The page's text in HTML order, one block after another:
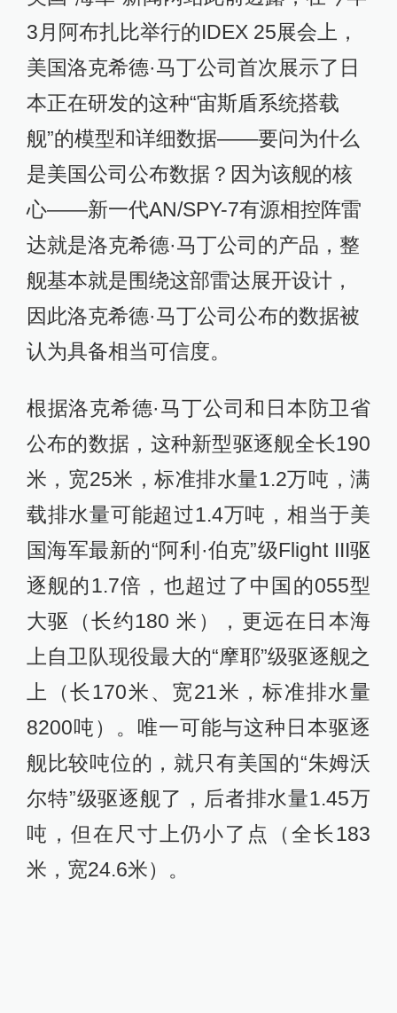
3月阿布扎比举行的IDEX 25展会上，
美国洛克希德·马丁公司首次展示了日
本正在研发的这种“宙斯盾系统搭载
舰”的模型和详细数据——要问为什么
是美国公司公布数据？因为该舰的核
心——新一代AN/SPY-7有源相控阵雷
达就是洛克希德·马丁公司的产品，整
舰基本就是围绕这部雷达展开设计，
因此洛克希德·马丁公司公布的数据被
认为具备相当可信度。
根据洛克希德·马丁公司和日本防卫省
公布的数据，这种新型驱逐舰全长190
米，宽25米，标准排水量1.2万吨，满
载排水量可能超过1.4万吨，相当于美
国海军最新的“阿利·伯克”级Flight III驱
逐舰的1.7倍，也超过了中国的055型
大驱（长约180 米），更远在日本海
上自卫队现役最大的“摩耶”级驱逐舰之
上（长170米、宽21米，标准排水量
8200吨）。唯一可能与这种日本驱逐
舰比较吨位的，就只有美国的“朱姆沃
尔特”级驱逐舰了，后者排水量1.45万
吨，但在尺寸上仍小了点（全长183
米，宽24.6米）。